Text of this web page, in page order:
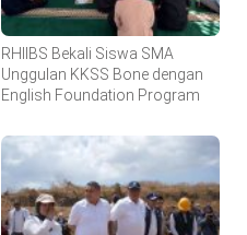
RHIIBS Bekali Siswa SMA
Unggulan KKSS Bone dengan
English Foundation Program